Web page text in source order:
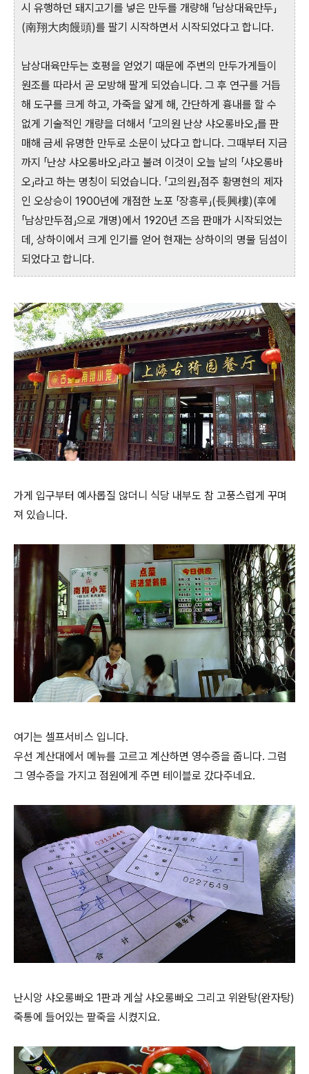
시 유행하던 돼지고기를 넣은 만두를 개량해 「남상대육만두」
(南翔大肉饅頭)를 팔기 시작하면서 시작되었다고 합니다.
남상대육만두는 호평을 얻었기 때문에 주변의 만두가게들이
원조를 따라서 곧 모방해 팔게 되었습니다. 그 후 연구를 거듭
해 도구를 크게 하고, 가죽을 얇게 해, 간단하게 흉내를 할 수
없게 기술적인 개량을 더해서 「고의원 난샹 샤오롱바오」를 판
매해 금세 유명한 만두로 소문이 났다고 합니다. 그때부터 지금
까지 「난샹 샤오롱바오」라고 불려 이것이 오늘 날의 「샤오롱바
오」라고 하는 명칭이 되었습니다. 「고의원」점주 황명현의 제자
인 오상승이 1900년에 개점한 노포 「장흥루」(長興樓)(후에
「남상만두점」으로 개명)에서 1920년 즈음 판매가 시작되었는
데, 상하이에서 크게 인기를 얻어 현재는 상하이의 명물 딤섬이
되었다고 합니다.
가게 입구부터 예사롭질 않더니 식당 내부도 참 고풍스럽게 꾸며
져 있습니다.
여기는 셀프서비스 입니다.
우선 계산대에서 메뉴를 고르고 계산하면 영수증을 줍니다. 그럼
그 영수증을 가지고 점원에게 주면 테이블로 갔다주네요.
난시앙 샤오롱빠오 1판과 게살 샤오롱빠오 그리고 위완탕(완자탕)
죽통에 들어있는 팥죽을 시켰지요.